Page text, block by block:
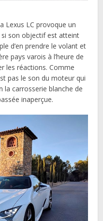
Lexus LC provoque un
son objectif est atteint
d’en prendre le volant et
pays varois à l’heure de
les réactions. Comme
pas le son du moteur qui
la carrosserie blanche de
inaperçue.